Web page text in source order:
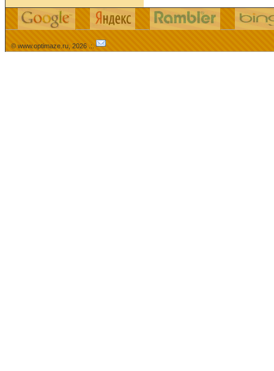
© www.optimaze.ru, 2026 .:.